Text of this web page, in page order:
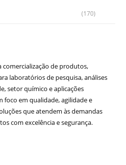
(170)
comercialização de produtos,
laboratórios de pesquisa, análises
setor químico e aplicações
foco em qualidade, agilidade e
que atendem às demandas
com excelência e segurança.